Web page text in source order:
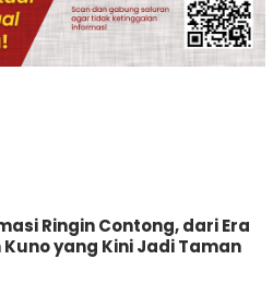
Ringin Contong, dari Era
yang Kini Jadi Taman